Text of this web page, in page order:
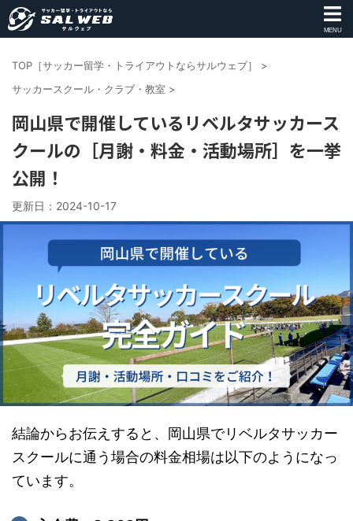
MENU
TOP［サッカー留学・トライアウトならサルウェブ］
>
サッカースクール・クラブ・教室 >
岡山県で開催しているリベルタサッカース
クールの［月謝・料金・活動場所］を一挙
公開！
更新日： 2024-10-17
結論からお伝えすると、岡山県でリベルタサッカー
スクールに通う場合の料金相場は以下のようになっ
ています。